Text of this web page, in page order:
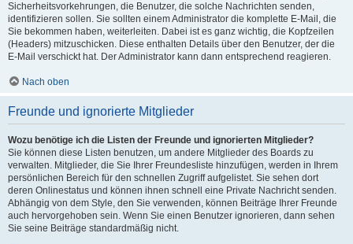
Sicherheitsvorkehrungen, die Benutzer, die solche Nachrichten senden,
identifizieren sollen. Sie sollten einem Administrator die komplette E-Mail, die
Sie bekommen haben, weiterleiten. Dabei ist es ganz wichtig, die Kopfzeilen
(Headers) mitzuschicken. Diese enthalten Details über den Benutzer, der die
E-Mail verschickt hat. Der Administrator kann dann entsprechend reagieren.
Nach oben
Freunde und ignorierte Mitglieder
Wozu benötige ich die Listen der Freunde und ignorierten Mitglieder?
Sie können diese Listen benutzen, um andere Mitglieder des Boards zu
verwalten. Mitglieder, die Sie Ihrer Freundesliste hinzufügen, werden in Ihrem
persönlichen Bereich für den schnellen Zugriff aufgelistet. Sie sehen dort
deren Onlinestatus und können ihnen schnell eine Private Nachricht senden.
Abhängig von dem Style, den Sie verwenden, können Beiträge Ihrer Freunde
auch hervorgehoben sein. Wenn Sie einen Benutzer ignorieren, dann sehen
Sie seine Beiträge standardmäßig nicht.